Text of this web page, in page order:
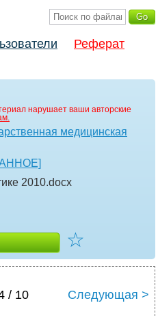
Реферат
нарушает ваши авторские
медицинская
2010.docx
☆
/ 10 Следующая >